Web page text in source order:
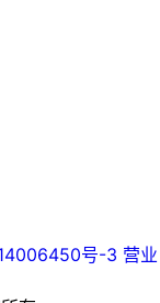
号-3 营业